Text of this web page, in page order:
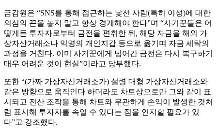
금감원은 “SNS를 통해 접근하는 낯선 사람(특히 이성)에 대한
의심의 끈을 놓지 말고 항상 경계해야 한다”며 “사기꾼들은 어
떻게든 투자자로부터 금전을 편취한 뒤, 해당 자금을 해외 가
상자산거래소나 익명의 개인지갑 등으로 옮기며 자금 세탁의
과정을 거친다. 이미 사기꾼에게 넘어간 금전은 다시 복구하기
매우 어려운 것이 현실”이라고 당부했다.
또한 “(가짜 가상자산거래소가) 설령 대형 가상자산거래소와
같은 방향으로 움직인다 하더라도 차트상으로만 그와 같이 표
시되고 전산 조작을 통해 차트와 무관하게 손익이 발생한 것처
럼 표시해 투자자를 속일 수 있다는 점을 인지할 필요가 있
다”고 강조했다.